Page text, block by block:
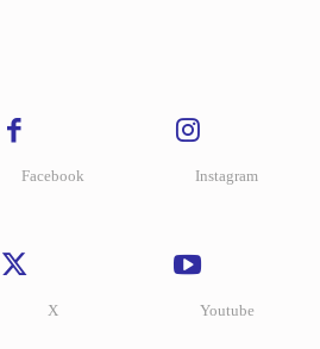
Facebook Instagram
X Youtube